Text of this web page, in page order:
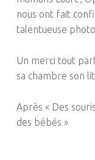
nous ont fait
talentueuse
Un merci tout
sa chambre son
Après « Des
des bébés »